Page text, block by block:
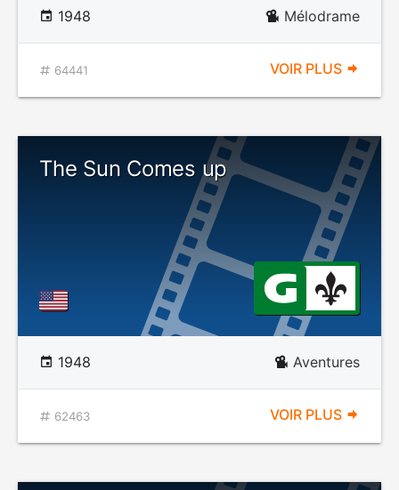
1948 Mélodrame
64441 VOIR PLUS
The Sun Comes up
1948 Aventures
62463 VOIR PLUS